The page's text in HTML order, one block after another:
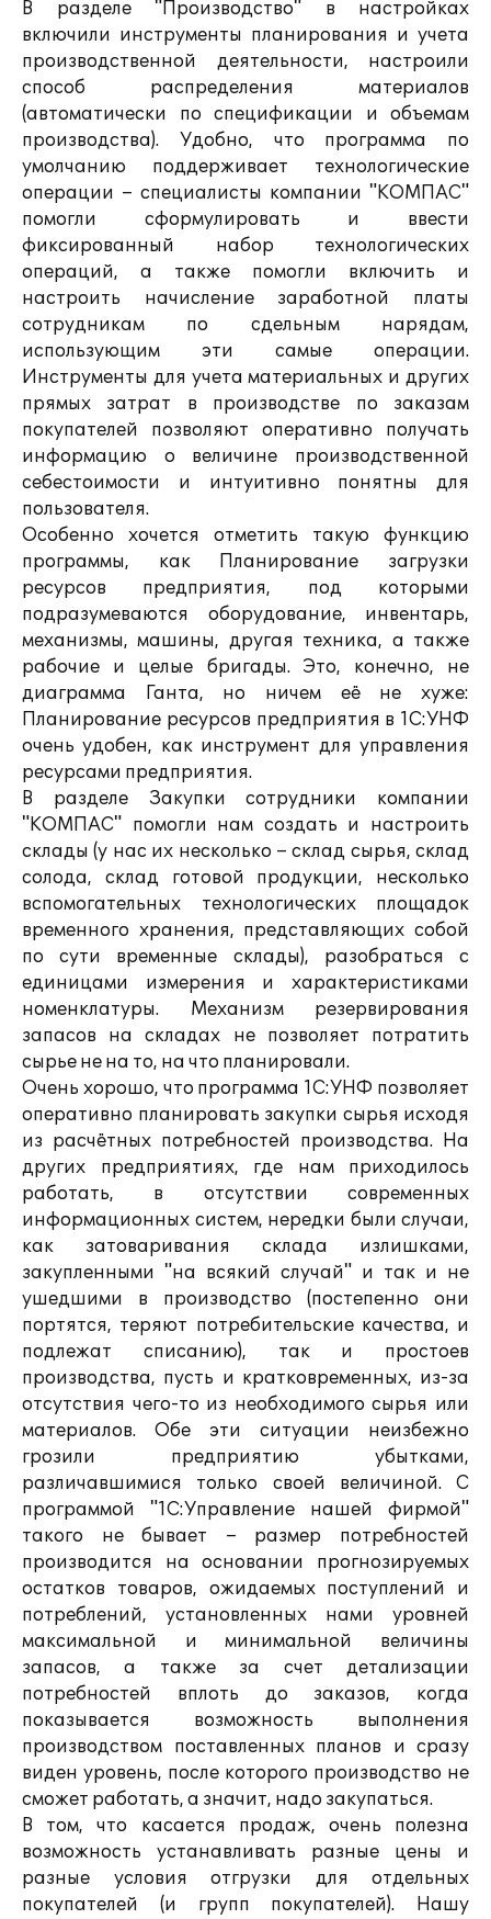
В разделе "Производство" в настройках
включили инструменты планирования и учета
производственной деятельности, настроили
способ распределения материалов
(автоматически по спецификации и объемам
производства). Удобно, что программа по
умолчанию поддерживает технологические
операции – специалисты компании "КОМПАС"
помогли сформулировать и ввести
фиксированный набор технологических
операций, а также помогли включить и
настроить начисление заработной платы
сотрудникам по сдельным нарядам,
использующим эти самые операции.
Инструменты для учета материальных и других
прямых затрат в производстве по заказам
покупателей позволяют оперативно получать
информацию о величине производственной
себестоимости и интуитивно понятны для
пользователя.
Особенно хочется отметить такую функцию
программы, как Планирование загрузки
ресурсов предприятия, под которыми
подразумеваются оборудование, инвентарь,
механизмы, машины, другая техника, а также
рабочие и целые бригады. Это, конечно, не
диаграмма Ганта, но ничем её не хуже:
Планирование ресурсов предприятия в 1С:УНФ
очень удобен, как инструмент для управления
ресурсами предприятия.
В разделе Закупки сотрудники компании
"КОМПАС" помогли нам создать и настроить
склады (у нас их несколько – склад сырья, склад
солода, склад готовой продукции, несколько
вспомогательных технологических площадок
временного хранения, представляющих собой
по сути временные склады), разобраться с
единицами измерения и характеристиками
номенклатуры. Механизм резервирования
запасов на складах не позволяет потратить
сырье не на то, на что планировали.
Очень хорошо, что программа 1С:УНФ позволяет
оперативно планировать закупки сырья исходя
из расчётных потребностей производства. На
других предприятиях, где нам приходилось
работать, в отсутствии современных
информационных систем, нередки были случаи,
как затоваривания склада излишками,
закупленными "на всякий случай" и так и не
ушедшими в производство (постепенно они
портятся, теряют потребительские качества, и
подлежат списанию), так и простоев
производства, пусть и кратковременных, из-за
отсутствия чего-то из необходимого сырья или
материалов. Обе эти ситуации неизбежно
грозили предприятию убытками,
различавшимися только своей величиной. С
программой "1С:Управление нашей фирмой"
такого не бывает – размер потребностей
производится на основании прогнозируемых
остатков товаров, ожидаемых поступлений и
потреблений, установленных нами уровней
максимальной и минимальной величины
запасов, а также за счет детализации
потребностей вплоть до заказов, когда
показывается возможность выполнения
производством поставленных планов и сразу
виден уровень, после которого производство не
сможет работать, а значит, надо закупаться.
В том, что касается продаж, очень полезна
возможность устанавливать разные цены и
разные условия отгрузки для отдельных
покупателей (и групп покупателей). Нашу